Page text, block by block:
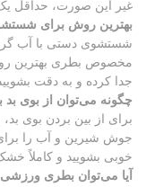
غیر این صورت، حداقل
بهترین روش برای
شستشوی دستی با آب
مخصوص بطری بهترین
جدا کرده و به دقت
چگونه می‌توان از بوی
جوش شیرین و آب را
خوبی بشویید و کاملاً
آیا می‌توان بطری